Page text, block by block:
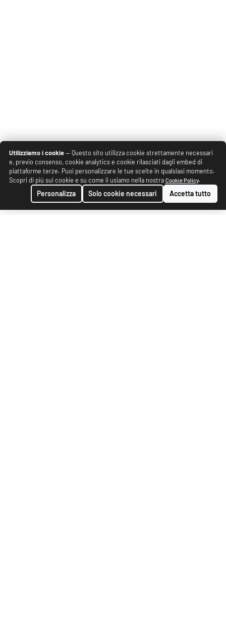
Utilizziamo i cookie— Questo sito utilizza cookie strettamente necessari
e, previo consenso, cookie analytics e cookie rilasciati dagli embed di
piattaforme terze. Puoi personalizzare le tue scelte in qualsiasi momento.
Scopri di più sui cookie e su come li usiamo nella nostra Cookie Policy.
Personalizza Solo cookie necessari Accetta tutto